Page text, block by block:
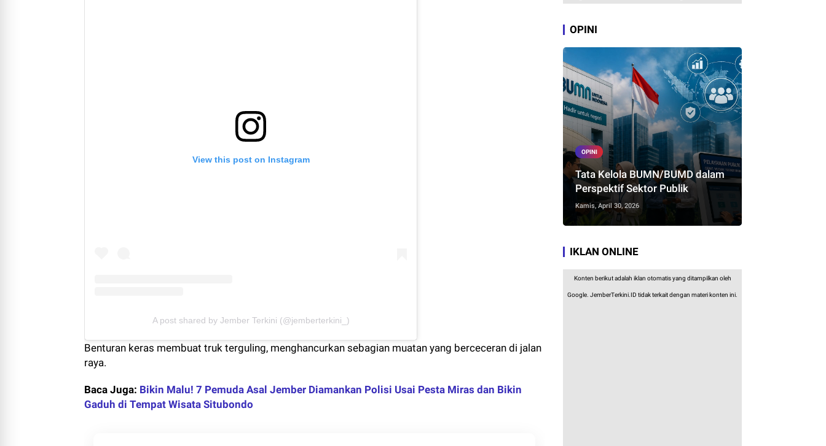
View this post on Instagram
A post shared by Jember Terkini (@jemberterkini_)
Benturan keras membuat truk terguling, menghancurkan sebagian muatan yang berceceran di jalan
raya.
Baca Juga: Bikin Malu! 7 Pemuda Asal Jember Diamankan Polisi Usai Pesta Miras dan Bikin
Gaduh di Tempat Wisata Situbondo
OPINI
OPINI
Tata Kelola BUMN/BUMD dalam
Perspektif Sektor Publik
Kamis, April 30, 2026
IKLAN ONLINE
Konten berikut adalah iklan otomatis yang ditampilkan oleh
Google. JemberTerkini.ID tidak terkait dengan materi konten ini.